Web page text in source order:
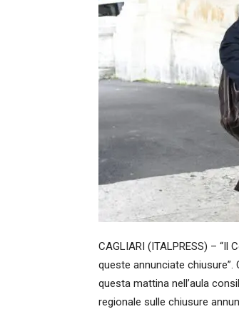
CAGLIARI (ITALPRESS) –
queste annunciate chiusure”.
questa mattina nell’aula
regionale sulle chiusure